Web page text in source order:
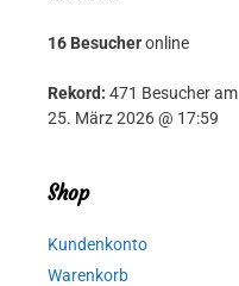
16 Besucheronline
Rekord: 471 Besucher am
25. März 2026 @ 17:59
Shop
Kundenkonto
Warenkorb